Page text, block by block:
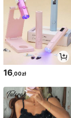
16 ,00zł